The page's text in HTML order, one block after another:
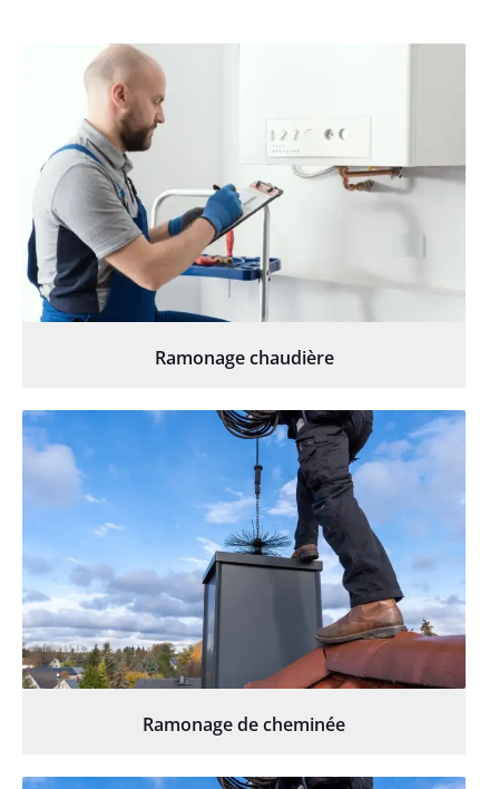
Ramonage chaudière
Ramonage de cheminée